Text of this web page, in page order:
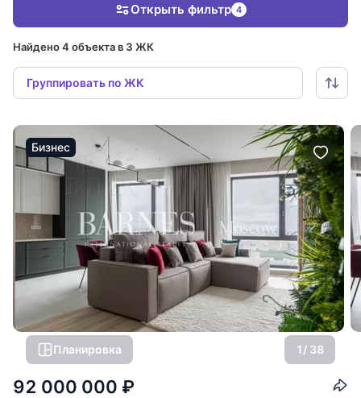
3 В современном стиле
Найдено 4 объекта в 3 ЖК
Группировать по ЖК
Открыть фильтр 4
Бизнес
Планировка 1/ 38
92 000 000 ₽